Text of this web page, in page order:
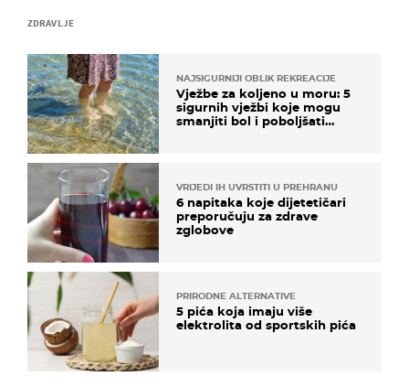
ZDRAVLJE
NAJSIGURNIJI OBLIK REKREACIJE
Vježbe za koljeno u moru: 5
sigurnih vježbi koje mogu
smanjiti bol i poboljšati
VRIJEDI IH UVRSTITI U PREHRANU
6 napitaka koje dijetetičari
preporučuju za zdrave
zglobove
PRIRODNE ALTERNATIVE
5 pića koja imaju više
elektrolita od sportskih pića